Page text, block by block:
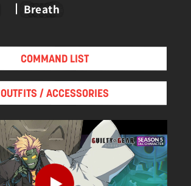
Breath
COMMAND LIST
OUTFITS / ACCESSORIES